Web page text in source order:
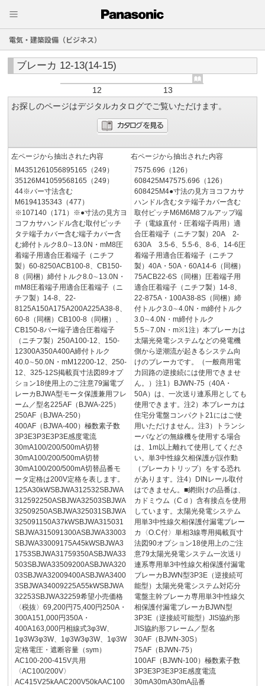
電気・建築設備（ビジネス）
ブレーカ 12-13(14-15)
12
13
お探しのページはデジタルカタログでご覧いただけます。
左ページから抽出された内容
M4351261056895165（249）
35126M41059568165（249）
44※バー寸法含む
M6194135343（477）
※107140（171）※●寸法の見方ヨ
コフカサハンドル含む取付ピッチ
タテ端子カバー含む端子カバー含
む締付トルク8.0∼13.0N・mM8圧
着端子用適合圧着端子（ニチフ
製）60-8250ACB100-8、CB150-
8（同梱）締付トルク8.0∼13.0N・
mM8圧着端子用適合圧着端子（ニ
チフ製）14-8、22-
8125A150A175A200A225A38-8、
60-8（同梱）CB100-8（同梱）、
CB150-8バー端子適合圧着端子
（ニチフ製）250A100-12、150-
12300A350A400A締付トルク
40.0∼50.0N・mM12200-12、250-
12、325-12S掲載頁寸法図89オプ
ション18使用上のご注意79漏電ブ
レーカBJWA型モータ保護兼用フレ
ーム／型名225AF（BJWA-225）
250AF（BJWA-250）
400AF（BJWA-400）極数素子数
3P3E3P3E3P3E感度電流
30mA100/200/500mA切替
30mA100/200/500mA切替
30mA100/200/500mA切替品番モ
ータ定格は200V定格を表します。
125A30kWSBJWA312532SBJWA
312592250ASBJWA32503SBJWA
32509250ASBJWA325031SBJWA
325091150A37kWSBJWA315031
SBJWA315091300ASBJWA33003
SBJWA33009175A45kWSBJWA3
1753SBJWA31759350ASBJWA33
503SBJWA33509200ASBJWA320
03SBJWA32009400ASBJWA3400
3SBJWA34009225A55kWSBJWA
32253SBJWA32259希望小売価格
〈税抜〉69,200円75,400円250A・
300A151,000円350A・
400A163,000円相線式3φ3W、
1φ3W3φ3W、1φ3W3φ3W、1φ3W
定格電圧・遮断容量（sym）
AC100-200-415V共用
〈AC100/200V〉
AC415V25kAAC200V50kAAC100
右ページから抽出された内容
7575.696（126）
608425M47575.696（126）
608425M4●寸法の見方ヨコフカサ
ハンドル含むタテ端子カバー含む
取付ピッチM6M6M8フルアップ端
子（電線直付・圧着端子両用）適
合圧着端子（ニチフ製）20A 2-
630A 3.5-6、5.5-6、8-6、14-6圧
着端子用適合圧着端子（ニチフ
製）40A・50A・60A14-6（同梱）
75ACB22-6S（同梱）圧着端子用
適合圧着端子（ニチフ製）14-8、
22-875A・100A38-8S（同梱）締
付トルク3.0∼4.0N・m締付トルク
3.0∼4.0N・m締付トルク
5.5∼7.0N・m※1注）本ブレーカは
太陽光発電システムなどの発電機
側から逆潮流が起きるシステム向
けのブレーカです。（一般商用電
力回路の逆接続には使用できませ
ん。）注1）BJWN-75（40A・
50A）は、一次送り連系用としても
使用できます。注2）本ブレーカは
住宅分電盤コンパクト21にはご使
用いただけません。注3）トランシ
ーバなどの無線機を使用する場合
は、1m以上離れて使用してくださ
い。単3中性線欠相保護が誤作動
（ブレーカトリップ）をする恐れ
があります。注4）DINレール取付
はできません。■網掛けの品番は、
カドミウム（Cｄ）含有接点を使用
しています。太陽光発電システム
用単3中性線欠相保護付漏電ブレー
カ〈O.C付〉単相3線専用掲載頁寸
法図90オプション18使用上のご注
意79太陽光発電システム一次送り
連系専用単3中性線欠相保護付漏電
ブレーカBJWN型3P3E（逆接続可
能型）太陽光発電システム対応分
電盤主幹ブレーカ専用単3中性線欠
相保護付漏電ブレーカBJWN型
3P3E（逆接続可能型）JIS協約形
JIS協約形フレーム／型名
30AF（BJWN-30S）
75AF（BJWN-75）
100AF（BJWN-100）極数素子数
3P3E3P3E3P3E感度電流
30mA30mA30mA品番